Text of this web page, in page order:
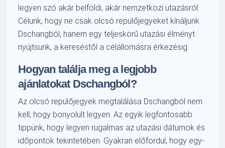
legyen szó akár belföldi, akár nemzetközi utazásról.
Célunk, hogy ne csak olcsó repülőjegyeket kínáljunk
Dschangból, hanem egy teljeskörű utazási élményt
nyújtsunk, a kereséstől a célállomásra érkezésig.
Hogyan találja meg a legjobb
ajánlatokat Dschangból?
Az olcsó repülőjegyek megtalálása Dschangból nem
kell, hogy bonyolult legyen. Az egyik legfontosabb
tippünk, hogy legyen rugalmas az utazási dátumok és
időpontok tekintetében. Gyakran előfordul, hogy egy-